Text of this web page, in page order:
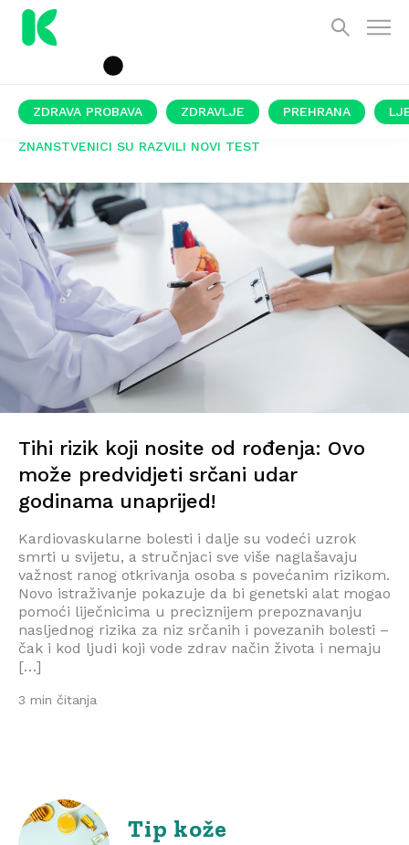
ZDRAVA PROBAVA ZDRAVLJE PREHRANA
ZNANSTVENICI SU RAZVILI NOVI TEST
Tihi rizik koji nosite od rođenja: Ovo
može predvidjeti srčani udar
godinama unaprijed!
Kardiovaskularne bolesti i dalje su vodeći uzrok
smrti u svijetu, a stručnjaci sve više naglašavaju
važnost ranog otkrivanja osoba s povećanim rizikom.
Novo istraživanje pokazuje da bi genetski alat mogao
pomoći liječnicima u preciznijem prepoznavanju
nasljednog rizika za niz srčanih i povezanih bolesti –
čak i kod ljudi koji vode zdrav način života i nemaju
[…]
3 min čitanja
Tip kože